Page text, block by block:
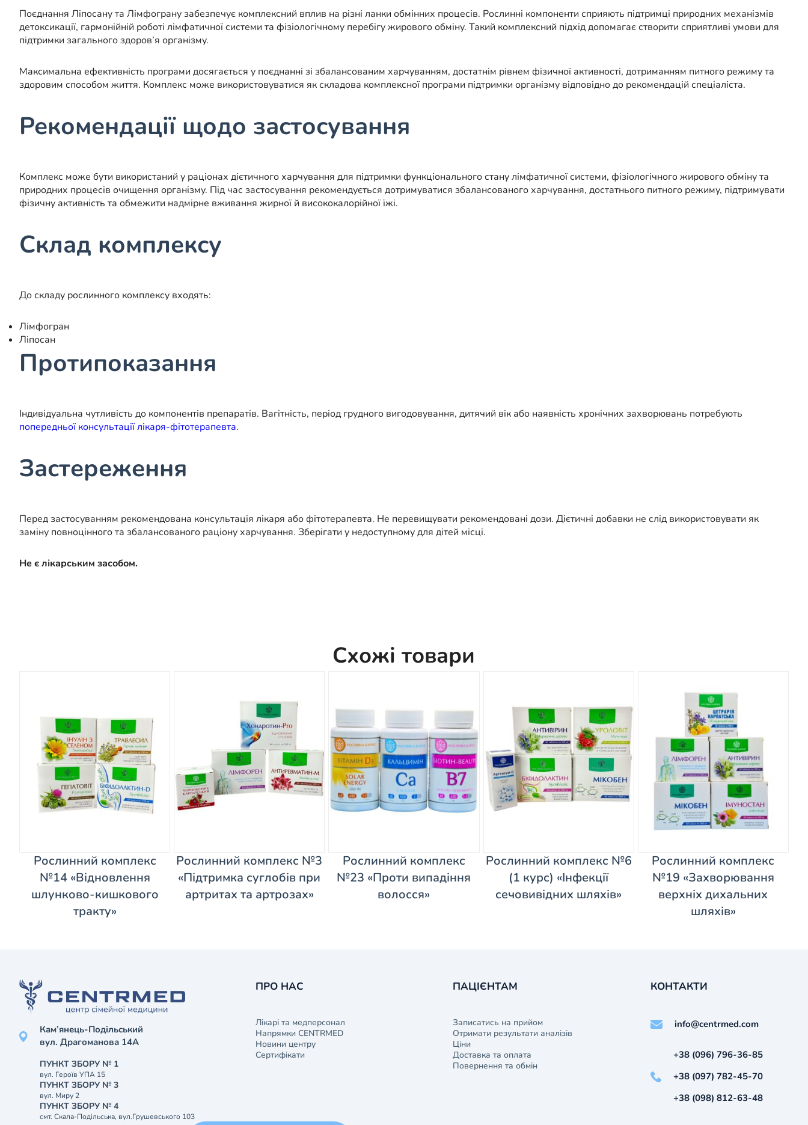
Поєднання Ліпосану та Лімфограну забезпечує комплексний вплив на різні ланки обмінних процесів. Рослинні компоненти сприяють підтримці природних механізмів
детоксикації, гармонійній роботі лімфатичної системи та фізіологічному перебігу жирового обміну. Такий комплексний підхід допомагає створити сприятливі умови для
підтримки загального здоров’я організму.
Максимальна ефективність програми досягається у поєднанні зі збалансованим харчуванням, достатнім рівнем фізичної активності, дотриманням питного режиму та
здоровим способом життя. Комплекс може використовуватися як складова комплексної програми підтримки організму відповідно до рекомендацій спеціаліста.
Рекомендації щодо застосування
Комплекс може бути використаний у раціонах дієтичного харчування для підтримки функціонального стану лімфатичної системи, фізіологічного жирового обміну та
природних процесів очищення організму. Під час застосування рекомендується дотримуватися збалансованого харчування, достатнього питного режиму, підтримувати
фізичну активність та обмежити надмірне вживання жирної й висококалорійної їжі.
Склад комплексу
До складу рослинного комплексу входять:
Лімфогран
Ліпосан
Протипоказання
Індивідуальна чутливість до компонентів препаратів. Вагітність, період грудного вигодовування, дитячий вік або наявність хронічних захворювань потребують
попередньої консультації лікаря-фітотерапевта.
Застереження
Перед застосуванням рекомендована консультація лікаря або фітотерапевта. Не перевищувати рекомендовані дози. Дієтичні добавки не слід використовувати як
заміну повноцінного та збалансованого раціону харчування. Зберігати у недоступному для дітей місці.
Не є лікарським засобом.
Схожі товари
Рослинний комплекс
№14 «Відновлення
шлунково-кишкового
тракту»
Рослинний комплекс №3
«Підтримка суглобів при
артритах та артрозах»
Рослинний комплекс
№23 «Проти випадіння
волосся»
Рослинний комплекс №6
(1 курс) «Інфекції
сечовивідних шляхів»
Рослинний комплекс
№19 «Захворювання
верхніх дихальних
шляхів»
Кам’янець-Подільський
вул. Драгоманова 14А
ПУНКТ ЗБОРУ № 1
вул. Героїв УПА 15
ПУНКТ ЗБОРУ № 3
вул. Миру 2
ПУНКТ ЗБОРУ № 4
смт. Скала-Подільська, вул.Грушевського 103
ПРО НАС
Лікарі та медперсонал
Напрямки CENTRMED
Новини центру
Сертифікати
ПАЦІЄНТАМ
Записатись на прийом
Отримати результати аналізів
Ціни
Доставка та оплата
Повернення та обмін
КОНТАКТИ
info@centrmed.com
+38 (096) 796-36-85
+38 (097) 782-45-70
+38 (098) 812-63-48